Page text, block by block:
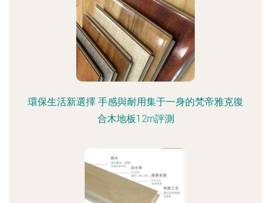
環保生活新選擇 手感與耐用集于一身的梵帝雅克復
合木地板12m評測